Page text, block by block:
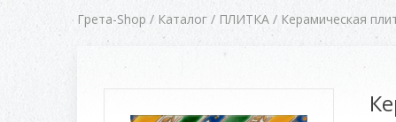
Грета-Shop / Каталог / ПЛИТКА / Керамическая